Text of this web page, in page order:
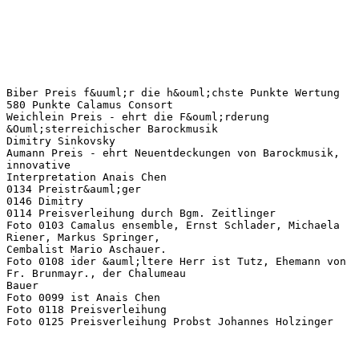
Biber Preis f&uuml;r die h&ouml;chste Punkte Wertung
580 Punkte Calamus Consort
Weichlein Preis - ehrt die F&ouml;rderung
&Ouml;sterreichischer Barockmusik
Dimitry Sinkovsky
Aumann Preis - ehrt Neuentdeckungen von Barockmusik,
innovative
Interpretation Anais Chen
0134 Preistr&auml;ger
0146 Dimitry
0114 Preisverleihung durch Bgm. Zeitlinger
Foto 0103 Camalus ensemble, Ernst Schlader, Michaela
Riener, Markus Springer,
Cembalist Mario Aschauer.
Foto 0108 ider &auml;ltere Herr ist Tutz, Ehemann von
Fr. Brunmayr., der Chalumeau
Bauer
Foto 0099 ist Anais Chen
Foto 0118 Preisverleihung